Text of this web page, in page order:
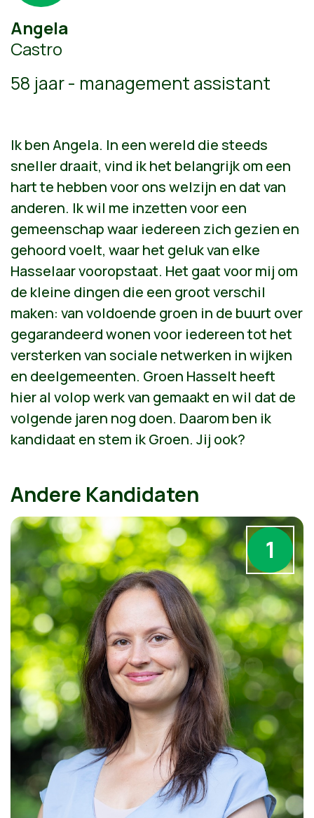
Angela
Castro
58 jaar - management assistant
Ik ben Angela. In een wereld die steeds
sneller draait, vind ik het belangrijk om een
hart te hebben voor ons welzijn en dat van
anderen. Ik wil me inzetten voor een
gemeenschap waar iedereen zich gezien en
gehoord voelt, waar het geluk van elke
Hasselaar vooropstaat. Het gaat voor mij om
de kleine dingen die een groot verschil
maken: van voldoende groen in de buurt over
gegarandeerd wonen voor iedereen tot het
versterken van sociale netwerken in wijken
en deelgemeenten. Groen Hasselt heeft
hier al volop werk van gemaakt en wil dat de
volgende jaren nog doen. Daarom ben ik
kandidaat en stem ik Groen. Jij ook?
Andere Kandidaten
1